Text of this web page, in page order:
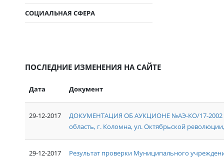
СОЦИАЛЬНАЯ СФЕРА
ПОСЛЕДНИЕ ИЗМЕНЕНИЯ НА САЙТЕ
Дата Документ
29-12-2017
ДОКУМЕНТАЦИЯ ОБ АУКЦИОНЕ №АЭ-КО/17-2002
область, г. Коломна, ул. Октябрьской
29-12-2017 Результат проверки Муниципального